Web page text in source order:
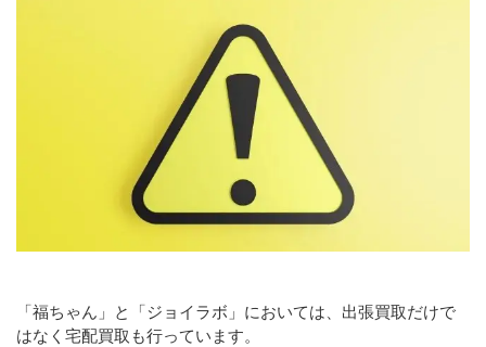
「福ちゃん」と「ジョイラボ」においては、出張買取だけで
はなく宅配買取も行っています。